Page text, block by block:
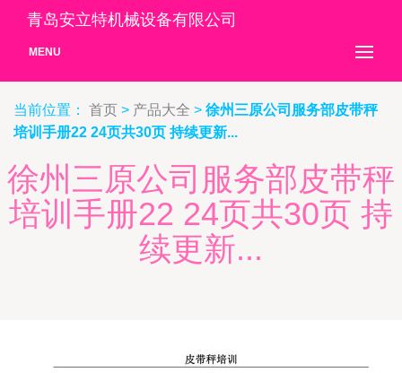
青岛安立特机械设备有限公司
MENU
当前位置： 首页 > 产品大全 > 徐州三原公司服务部皮带秤
培训手册22 24页共30页 持续更新...
徐州三原公司服务部皮带秤
培训手册22 24页共30页 持
续更新...